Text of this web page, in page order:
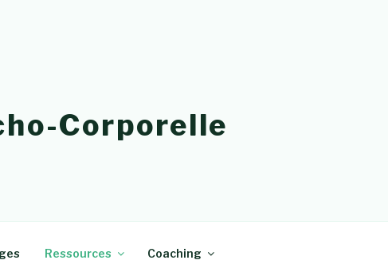
Corporelle
Ressources Coaching